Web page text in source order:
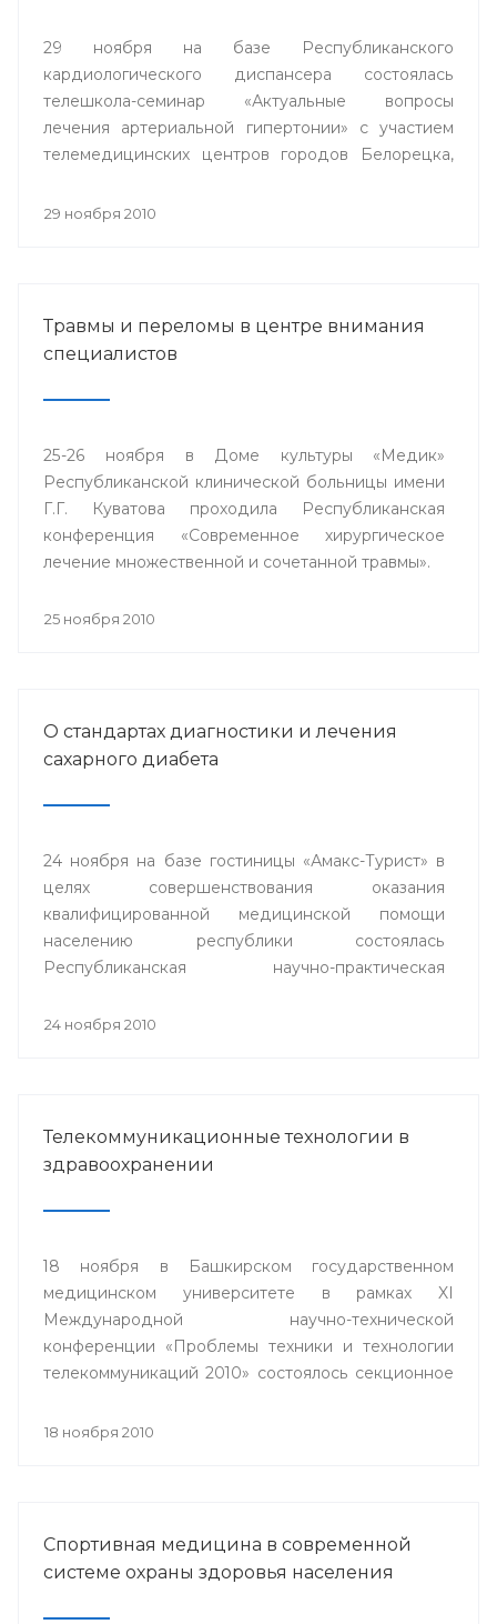
29 ноября на базе Республиканского
кардиологического диспансера состоялась
телешкола-семинар «Актуальные вопросы
лечения артериальной гипертонии» с участием
телемедицинских центров городов Белорецка,
республики.
29 ноября 2010
Травмы и переломы в центре внимания
специалистов
25-26 ноября в Доме культуры «Медик»
Республиканской клинической больницы имени
Г.Г. Куватова проходила Республиканская
конференция «Современное хирургическое
лечение множественной и сочетанной травмы».
25 ноября 2010
О стандартах диагностики и лечения
сахарного диабета
24 ноября на базе гостиницы «Амакс-Турист» в
целях совершенствования оказания
квалифицированной медицинской помощи
населению республики состоялась
Республиканская научно-практическая
лечения сахарного диабета».
24 ноября 2010
Телекоммуникационные технологии в
здравоохранении
18 ноября в Башкирском государственном
медицинском университете в рамках XI
Международной научно-технической
конференции «Проблемы техники и технологии
телекоммуникаций 2010» состоялось секционное
18 ноября 2010
Спортивная медицина в современной
системе охраны здоровья населения